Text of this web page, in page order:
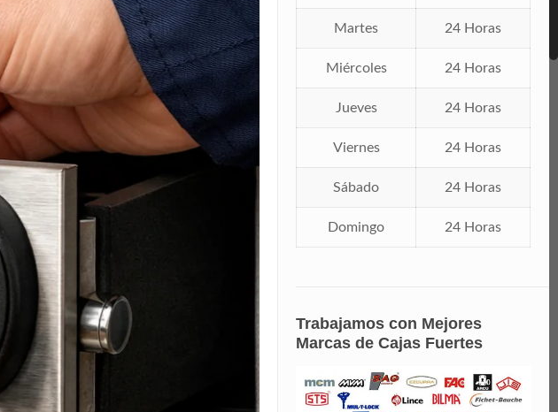
Martes 24 Horas
Miércoles 24 Horas
Jueves 24 Horas
Viernes 24 Horas
Sábado 24 Horas
Domingo 24 Horas
Trabajamos con Mejores
Marcas de Cajas Fuertes